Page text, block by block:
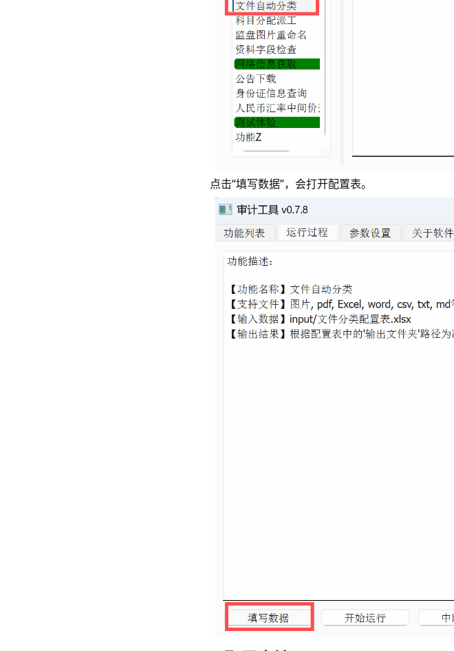
点击“填写数据”，会打开配置表。